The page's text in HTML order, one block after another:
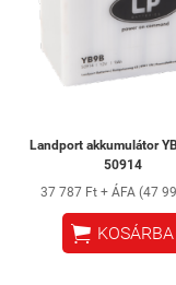
Landport akkumulátor
50914
37 787 Ft + ÁFA (47
 KOSÁRBA